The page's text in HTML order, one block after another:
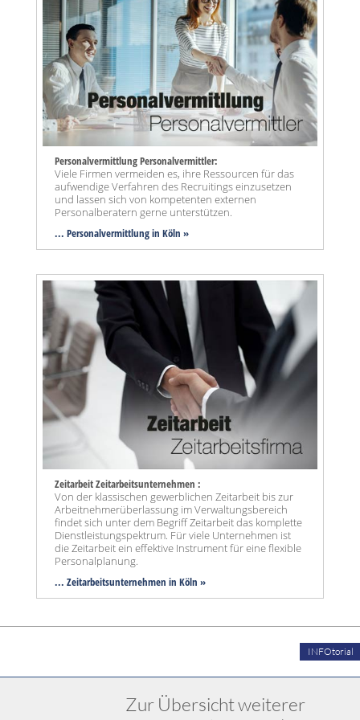
Personalvermittlung Personalvermittler:
Viele Firmen vermeiden es, ihre Ressourcen für das
aufwendige Verfahren des Recruitings einzusetzen
und lassen sich von kompetenten externen
Personalberatern gerne unterstützen.
... Personalvermittlung in Köln »
Zeitarbeit Zeitarbeitsunternehmen :
Von der klassischen gewerblichen Zeitarbeit bis zur
Arbeitnehmerüberlassung im Verwaltungsbereich
findet sich unter dem Begriff Zeitarbeit das komplette
Dienstleistungspektrum. Für viele Unternehmen ist
die Zeitarbeit ein effektive Instrument für eine flexible
Personalplanung.
... Zeitarbeitsunternehmen in Köln »
INFOtorial
Zur Übersicht weiterer